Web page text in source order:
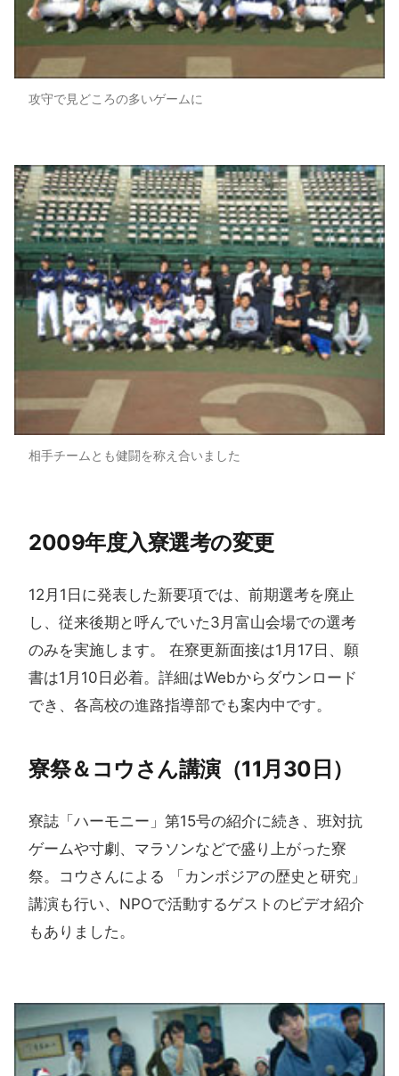
攻守で見どころの多いゲームに
相手チームとも健闘を称え合いました
2009年度入寮選考の​変更
12月1日に発表した新要項では、前期選考を廃止
し、従来後期と呼んでいた3月富山会場での選考
のみを実施します。 在寮更新面接は1月17日、願
書は1月10日必着。詳細はWebからダウンロード
でき、各高校の進路指導部でも案内中です。
寮祭＆コウさん​講演​（11月30日）
寮誌「ハーモニー」第15号の紹介に続き、班対抗
ゲームや寸劇、マラソンなどで盛り上がった寮
祭。コウさんによる 「カンボジアの歴史と研究」
講演も行い、NPOで活動するゲストのビデオ紹介
もありました。